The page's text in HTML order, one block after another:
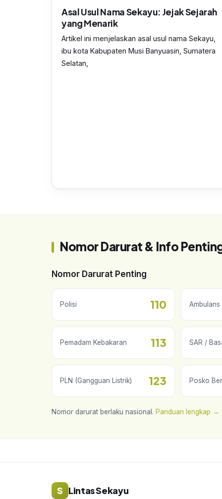
Asal Usul Nama Sekayu: Jejak Sejarah
yang Menarik
Artikel ini menjelaskan asal usul nama Sekayu,
ibu kota Kabupaten Musi Banyuasin, Sumatera
Selatan,
Nomor Darurat & Info
Nomor Darurat Penting
Polisi 110
Pemadam Kebakaran 113 SAR /
PLN (Gangguan Listrik) 123 Posko
Nomor darurat berlaku nasional. Panduan lengkap →
S Lintas Sekayu